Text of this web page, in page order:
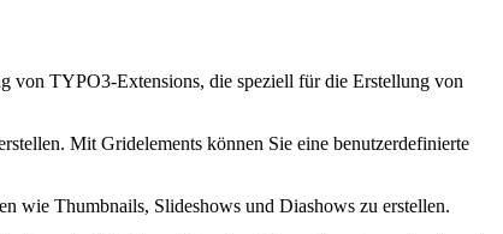
von TYPO3-Extensions, die speziell für die Erstellung von
Mit Gridelements können Sie eine benutzerdefinierte
wie Thumbnails, Slideshows und Diashows zu erstellen.